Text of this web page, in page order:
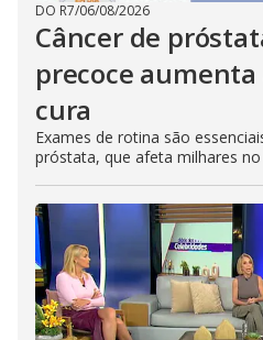
DO R7/06/08/2026
Câncer de
precoce aumenta
cura
Exames de rotina são
próstata, que afeta milhares